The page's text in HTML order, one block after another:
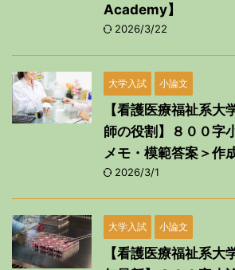
Academy】
2026/3/22
大学入試 小論文
【看護医療福祉系大
師の役割】８００字
メモ・模範答案＞作
2026/3/1
大学入試 小論文
【看護医療福祉系